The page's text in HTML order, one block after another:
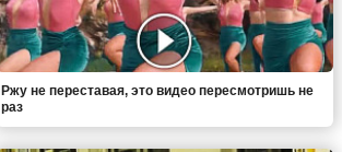
Ржу не переставая, это видео пересмотришь не
раз